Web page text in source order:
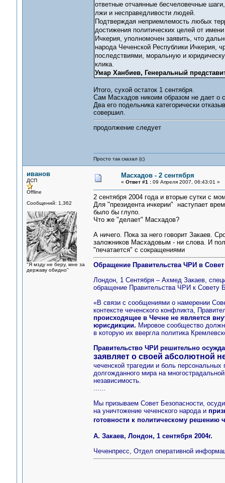
ответные отчаянные бесчеловечные
лжи и несправедливости людей.
Подтверждая неприемлемость любых
достижения политических целей от
Ичкерия, уполномочен заявить, что
народа Чеченской Республики Ичкерия,
последствиями, моральную и
клика.
Умар Ханбиев, Генеральный
Итого, сухой остаток 1 сентября.
Сам Масхадов никоим образом не дает о
Два его подельника категорически
совершил.
продолжение следует
Просто так сказал (с)
иванов
ДСП
Offline
Сообщений: 1,362
"Я мзду не беру, мне за
державу обидно"
Масхадов - 2 сентября
« Ответ #1 :09 Апреля 2007, 06:43:01 »
2 сентября 2004 года и вторые сутки с
Для "президента ичкерии" наступает
было бы глупо.
Что же "делает" Масхадов?
А ничего. Пока за него говорит Закаев.
заложников Масхадовым - ни слова. И
"печатается" с сокращениями
Обращение Правительства ЧРИ в
Лондон, 1 Сентября – Ахмед Закаев,
обращение Правительства ЧРИ к Совету
«В связи с сообщениями о намерении
контексте чеченского конфликта,
происходящее в Чечне не является
юрисдикции. Мировое сообщество
в которую их ввергла политика
Правительство ЧРИ решительно
заявляет о своей абсолютной
чеченской трагедии и боль
долгожданного мира на
независимость.
......
Мы призываем Совет Безопасности,
на уничтожение чеченского народа и
готовности к политическому
А. Закаев, Лондон, 1 сентября 2004г.
Чеченпресс, Отдел оперативной